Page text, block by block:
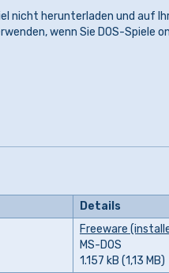
nicht herunterladen und auf
wenn Sie DOS-Spiele
Details
Freeware
MS-DOS
1.157 kB (1,13 MB)